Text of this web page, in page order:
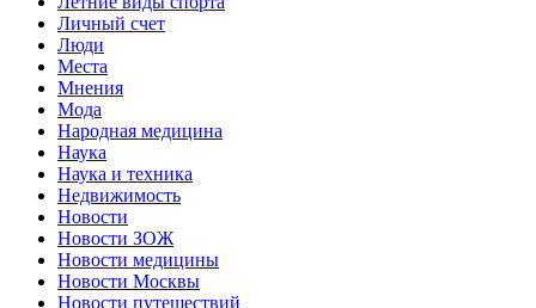
Личный счет
Люди
Места
Мнения
Мода
Народная медицина
Наука
Наука и техника
Недвижимость
Новости
Новости ЗОЖ
Новости медицины
Новости Москвы
Новости путешествий